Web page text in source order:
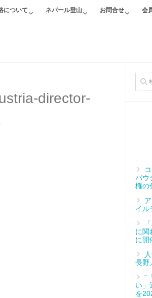
について ネパール登山 お問合せ 会
director-
パウ
権の
イル
に関
に開
長野
“
い」
を